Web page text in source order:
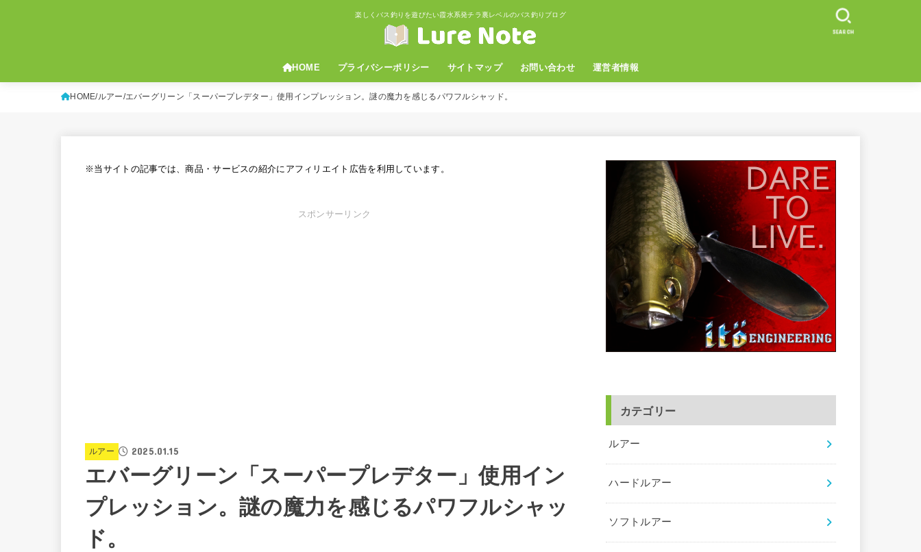
楽しくバス釣りを遊びたい霞水系発チラ裏レベルのバス釣りブログ
HOME プライバシーポリシー サイトマップ お問い合わせ 運営者情報
SEARCH
HOME ルアー エバーグリーン「スーパープレデター」使用インプレッション。謎の魔力を感じるパワフルシャッド。
※当サイトの記事では、商品・サービスの紹介にアフィリエイト広告を利用しています。
スポンサーリンク
ルアー 2025.01.15
エバーグリーン「スーパープレデター」使用イン
プレッション。謎の魔力を感じるパワフルシャッ
ド。
カテゴリー
ルアー
ハードルアー
ソフトルアー